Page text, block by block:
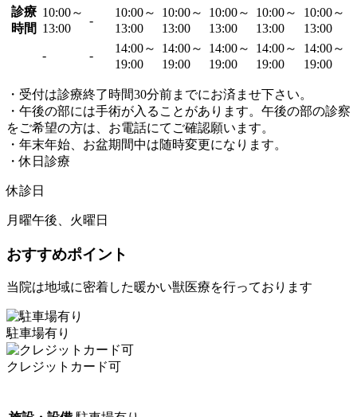
診療
時間
10:00～
13:00
-
10:00～
13:00
10:00～
13:00
10:00～
13:00
10:00～
13:00
10:00～
13:00
-
-
14:00～
19:00
14:00～
19:00
14:00～
19:00
14:00～
19:00
14:00～
19:00
・受付は診療終了時間30分前までにお済ませ下さい。
・午後の部には手術が入ることがあります。午後の部の診察
をご希望の方は、お電話にてご確認願います。
・年末年始、お盆期間中は随時変更になります。
・休日診療
休診日
月曜午後、火曜日
おすすめポイント
当院は地域に密着した暖かい獣医療を行っております
駐車場有り
クレジットカード可